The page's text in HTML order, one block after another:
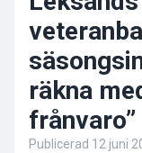
räkna
frånvaro”
Publicerad 12 juni